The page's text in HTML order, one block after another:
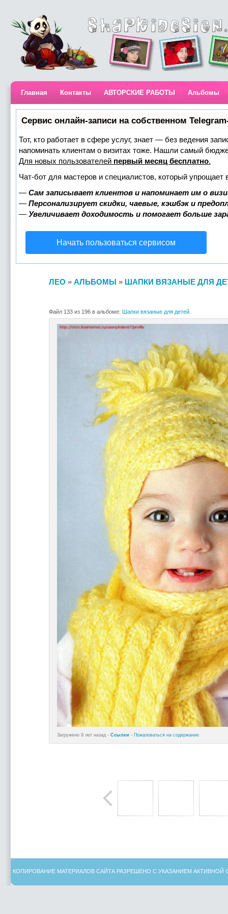
Главная Контакты АВТОРСКИЕ РАБОТЫ Альбомы
Сервис онлайн-записи на собственном
Тот, кто работает в сфере услуг, знает — без ведения
напоминать клиентам о визитах тоже. Нашли самый
Для новых пользователей первый месяц бесплатно.
Чат-бот для мастеров и специалистов, который упрощает
— Сам записывает клиентов и напоминает им о
— Персонализирует скидки, чаевые, кэшбэк и
— Увеличивает доходимость и помогает больше
Начать пользоваться сервисом
ЛЕО » АЛЬБОМЫ » ШАПКИ ВЯЗАНЫЕ ДЛЯ
Файл 133 из 196 в альбоме: Шапки вязаные для детей.
Загружено 9 лет назад - Ссылки - Пожаловаться на содержание
КОПИРОВАНИЕ МАТЕРИАЛОВ САЙТА РАЗРЕШЕНО С УКАЗАНИЕМ АКТИВНОЙ